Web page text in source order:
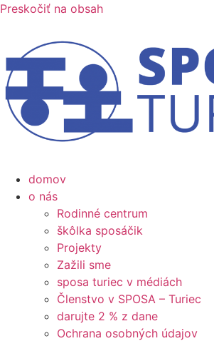
Preskočiť na obsah
domov
o nás
Rodinné centrum
škôlka sposáčik
Projekty
Zažili sme
sposa turiec v médiách
Členstvo v SPOSA – Turiec
darujte 2 % z dane​
Ochrana osobných údajov